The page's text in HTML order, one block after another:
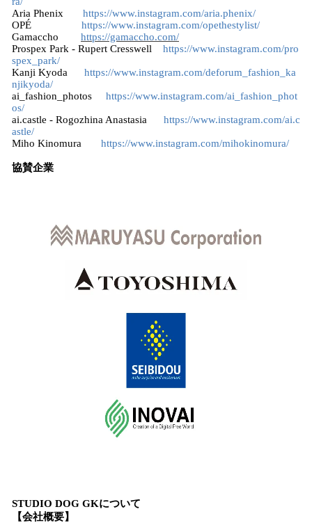
Aria Phenix https://www.instagram.com/aria.phenix/
OPÉ https://www.instagram.com/opethestylist/
Gamaccho https://gamaccho.com/
Prospex Park - Rupert Cresswell https://www.instagram.com/pro
spex_park/
Kanji Kyoda https://www.instagram.com/deforum_fashion_ka
njikyoda/
ai_fashion_photos https://www.instagram.com/ai_fashion_phot
os/
ai.castle - Rogozhina Anastasia https://www.instagram.com/ai.c
astle/
Miho Kinomura https://www.instagram.com/mihokinomura/
協賛企業
STUDIO DOG GKについて
【会社概要】